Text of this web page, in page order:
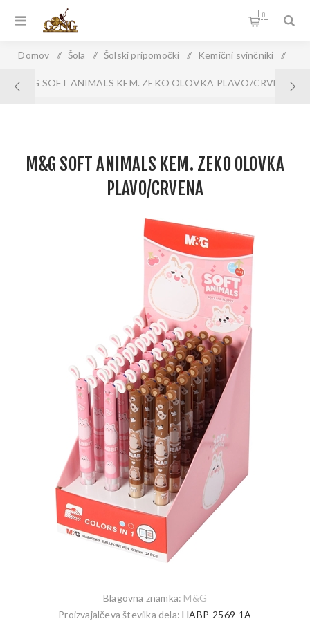
0
Domov / Šola / Šolski pripomočki / Kemični svinčniki /
M&G SOFT ANIMALS KEM. ZEKO OLOVKA PLAVO/CRVENA
M&G SOFT ANIMALS KEM. ZEKO OLOVKA
PLAVO/CRVENA
Blagovna znamka: M&G
Proizvajalčeva številka dela: HABP-2569-1A